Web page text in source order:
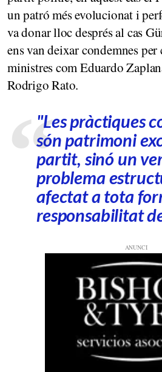
un patró més evolucionat i
va donar lloc després al cas
ens van deixar condemnes
ministres com Eduardo
Rodrigo Rato.
"Les pràctiques
són patrimoni
partit, sinó un
problema
afectat a tota
responsabilitat